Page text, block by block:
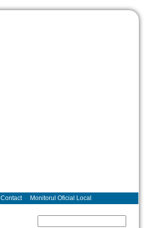
Contact Monitorul Oficial Local